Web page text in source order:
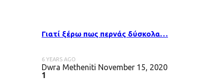
Γιατί ξέρω πως περνάς δύσκολα…
6 YEARS AGO
Dwra Metheniti November 15, 2020
1